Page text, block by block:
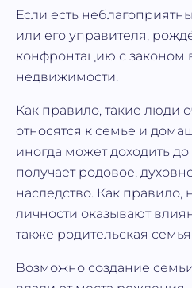
Если есть
или его управителя,
конфронтацию с законом
недвижимости.
Как правило, такие люди
относятся к семье и
иногда может доходить
получает родовое,
наследство. Как
личности оказывают
также родительская
Возможно создание